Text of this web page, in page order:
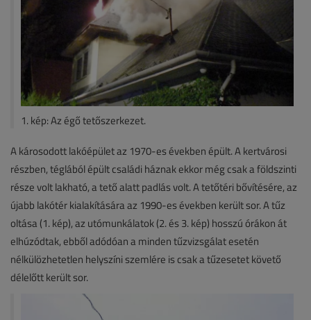
1. kép: Az égő tetőszerkezet.
A károsodott lakóépület az 1970-es években épült. A kertvárosi
részben, téglából épült családi háznak ekkor még csak a földszinti
része volt lakható, a tető alatt padlás volt. A tetőtéri bővítésére, az
újabb lakótér kialakítására az 1990-es években került sor. A tűz
oltása (1. kép), az utómunkálatok (2. és 3. kép) hosszú órákon át
elhúzódtak, ebből adódóan a minden tűzvizsgálat esetén
nélkülözhetetlen helyszíni szemlére is csak a tűzesetet követő
délelőtt került sor.